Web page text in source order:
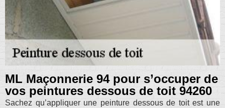
ML Maçonnerie 94 pour s’occuper de
vos peintures dessous de toit 94260
Sachez qu’appliquer une peinture dessous de toit est une